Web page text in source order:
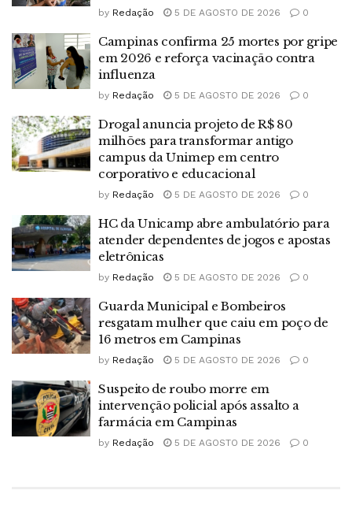
by Redação 5 DE AGOSTO DE 2026 0
Campinas confirma 25 mortes por gripe
em 2026 e reforça vacinação contra
influenza
by Redação 5 DE AGOSTO DE 2026 0
Drogal anuncia projeto de R$ 80
milhões para transformar antigo
campus da Unimep em centro
corporativo e educacional
by Redação 5 DE AGOSTO DE 2026 0
HC da Unicamp abre ambulatório para
atender dependentes de jogos e apostas
eletrônicas
by Redação 5 DE AGOSTO DE 2026 0
Guarda Municipal e Bombeiros
resgatam mulher que caiu em poço de
16 metros em Campinas
by Redação 5 DE AGOSTO DE 2026 0
Suspeito de roubo morre em
intervenção policial após assalto a
farmácia em Campinas
by Redação 5 DE AGOSTO DE 2026 0